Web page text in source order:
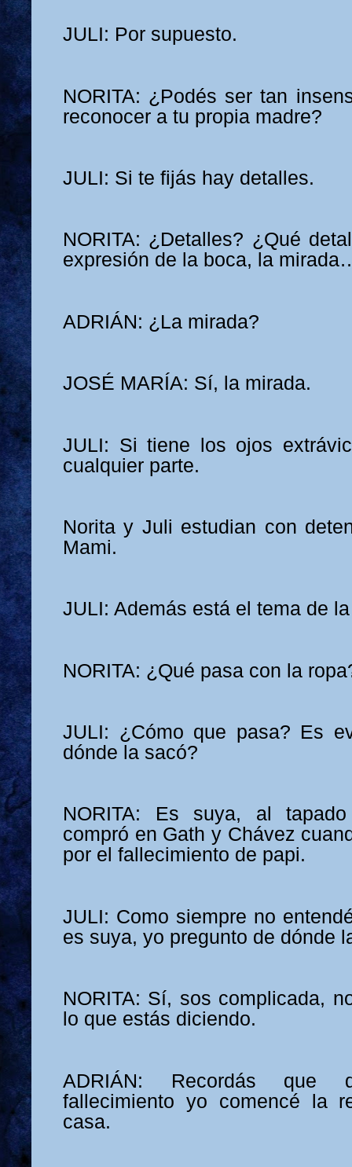
JULI: Por supuesto.
NORITA: ¿Podés ser tan
reconocer a tu propia madre?
JULI: Si te fijás hay detalles.
NORITA: ¿Detalles? ¿Qué
expresión de la boca, la
ADRIÁN: ¿La mirada?
JOSÉ MARÍA: Sí, la mirada.
JULI: Si tiene los ojos
cualquier parte.
Norita y Juli estudian con
Mami.
JULI: Además está el tema de
NORITA: ¿Qué pasa con la
JULI: ¿Cómo que pasa? Es
dónde la sacó?
NORITA: Es suya, al
compró en Gath y Chávez
por el fallecimiento de papi.
JULI: Como siempre no
es suya, yo pregunto de dónde
NORITA: Sí, sos complicada,
lo que estás diciendo.
ADRIÁN: Recordás que
fallecimiento yo comencé la
casa.